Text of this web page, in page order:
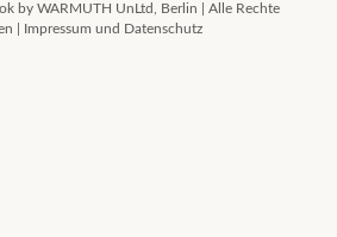
by WARMUTH UnLtd, Berlin | Alle Rechte
| Impressum und Datenschutz